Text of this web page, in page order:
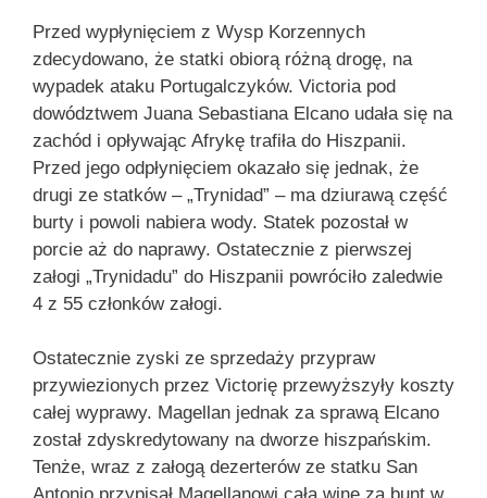
Przed wypłynięciem z Wysp Korzennych
zdecydowano, że statki obiorą różną drogę, na
wypadek ataku Portugalczyków. Victoria pod
dowództwem Juana Sebastiana Elcano udała się na
zachód i opływając Afrykę trafiła do Hiszpanii.
Przed jego odpłynięciem okazało się jednak, że
drugi ze statków – „Trynidad” – ma dziurawą część
burty i powoli nabiera wody. Statek pozostał w
porcie aż do naprawy. Ostatecznie z pierwszej
załogi „Trynidadu” do Hiszpanii powróciło zaledwie
4 z 55 członków załogi.
Ostatecznie zyski ze sprzedaży przypraw
przywiezionych przez Victorię przewyższyły koszty
całej wyprawy. Magellan jednak za sprawą Elcano
został zdyskredytowany na dworze hiszpańskim.
Tenże, wraz z załogą dezerterów ze statku San